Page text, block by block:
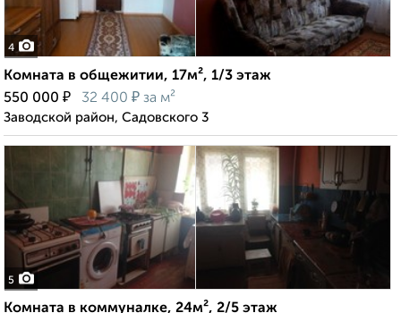
4
Комната в общежитии, 17м², 1/3 этаж
550 000 ₽ 32 400 ₽ за м²
Заводской район, Садовского 3
5
Комната в коммуналке, 24м², 2/5 этаж